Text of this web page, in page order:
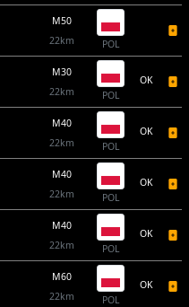
M50
22km
POL
M30
22km
POL
OK
M40
22km
POL
OK
M40
22km
POL
OK
M40
22km
POL
OK
M60
22km
POL
OK